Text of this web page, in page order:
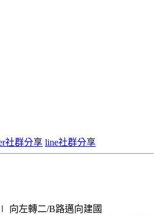
社群分享 line社群分享
向左轉二/B路邁向建國